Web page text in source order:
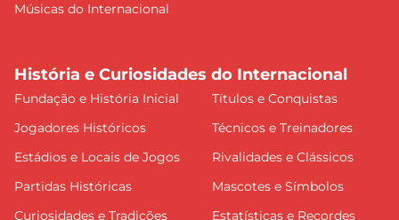
Músicas do Internacional
História e Curiosidades do Internacional
Fundação e História Inicial
Títulos e Conquistas
Jogadores Históricos
Técnicos e Treinadores
Estádios e Locais de Jogos
Rivalidades e Clássicos
Partidas Históricas
Mascotes e Símbolos
Curiosidades e Tradições
Estatísticas e Recordes